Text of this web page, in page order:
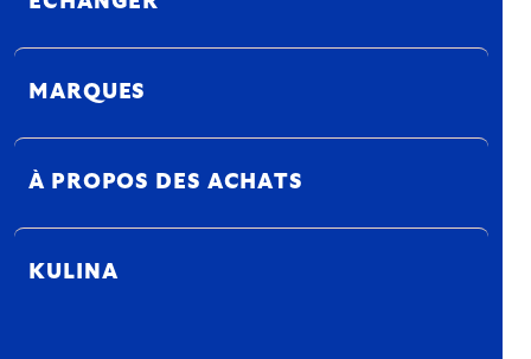
MARQUES
À PROPOS DES ACHATS
KULINA